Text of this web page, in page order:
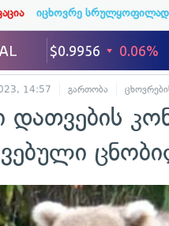
იცხოვრე სრულყოფილად
14:57 გართობა
დათვების